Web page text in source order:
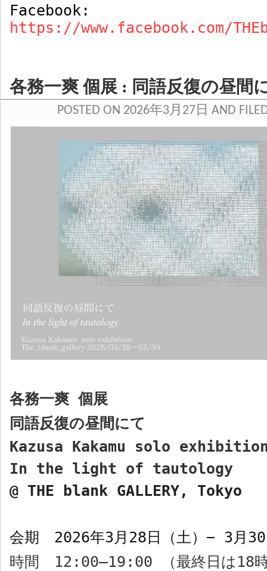
Facebook:
https://www.facebook.com/
各務一爽 個展 : 同語反復の昼間
POSTED ON 2026年3月27日 AND
各務一爽 個展
同語反復の昼間にて
Kazusa Kakamu solo
In the light of tautology
@ THE blank GALLERY, Tokyo
会期 2026年3月 28 日（土）− 3月 30
時間
12:00–19:00 （最終日は 18